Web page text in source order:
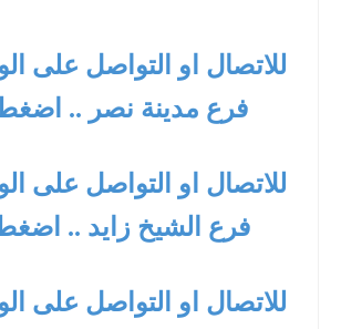
للاتصال او التواصل على
فرع مدينة نصر .. اضغط
للاتصال او التواصل على
فرع الشيخ زايد ..
للاتصال او التواصل على